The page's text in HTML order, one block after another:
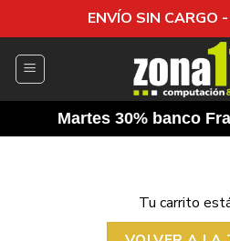
ENVÍO SIN CARGO
Martes 30% banco
Tu carrito